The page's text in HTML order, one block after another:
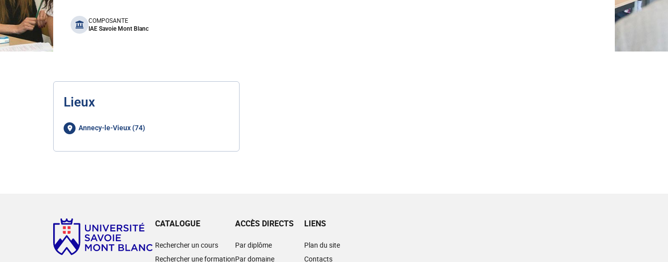
benefits
COMPOSANTE
IAE Savoie Mont Blanc
Lieux
Annecy-le-Vieux (74)
CATALOGUE
Rechercher un cours
Rechercher une formation
ACCÈS DIRECTS
Par diplôme
Par domaine
LIENS
Plan du site
Contacts